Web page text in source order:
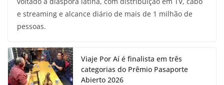
e streaming e alcance diário de mais de 1 milhão de
pessoas.
Viaje Por Aí é finalista em três
categorias do Prêmio Pasaporte
Abierto 2026